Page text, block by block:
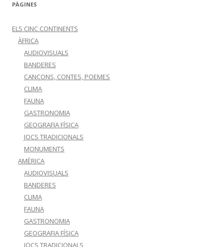
PÀGINES
ELS CINC CONTINENTS
ÀFRICA
AUDIOVISUALS
BANDERES
CANÇONS, CONTES, POEMES
CLIMA
FAUNA
GASTRONOMIA
GEOGRAFIA FÍSICA
JOCS TRADICIONALS
MONUMENTS
AMÈRICA
AUDIOVISUALS
BANDERES
CLIMA
FAUNA
GASTRONOMIA
GEOGRAFIA FÍSICA
JOCS TRADICIONALS